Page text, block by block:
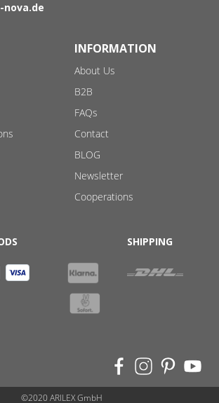
nova.de
INFORMATION
About Us
B2B
FAQs
Contact
BLOG
Newsletter
Cooperations
SHIPPING
©2020 ARILEX GmbH